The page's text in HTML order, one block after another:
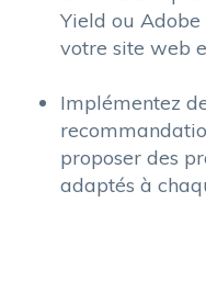
Yield ou
votre site web
Implémentez
proposer des
adaptés à